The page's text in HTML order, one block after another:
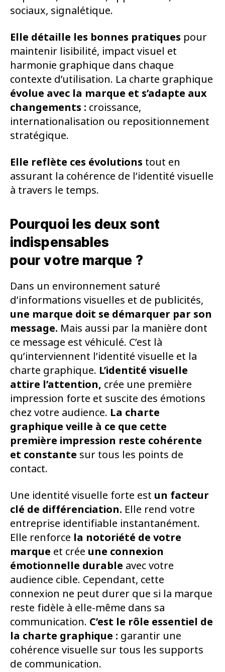
sociaux, signalétique.
Elle détaille les bonnes pratiques pour
maintenir lisibilité, impact visuel et
harmonie graphique dans chaque
contexte d’utilisation. La charte graphique
évolue avec la marque et s’adapte aux
changements : croissance,
internationalisation ou repositionnement
stratégique.
Elle reflète ces évolutions tout en
assurant la cohérence de l’identité visuelle
à travers le temps.
Pourquoi les deux sont
indispensables
pour votre marque ?
Dans un environnement saturé
d’informations visuelles et de publicités,
une marque doit se démarquer par son
message. Mais aussi par la manière dont
ce message est véhiculé. C’est là
qu’interviennent l’identité visuelle et la
charte graphique. L’identité visuelle
attire l’attention, crée une première
impression forte et suscite des émotions
chez votre audience. La charte
graphique veille à ce que cette
première impression reste cohérente
et constante sur tous les points de
contact.
Une identité visuelle forte est un facteur
clé de différenciation. Elle rend votre
entreprise identifiable instantanément.
Elle renforce la notoriété de votre
marque et crée une connexion
émotionnelle durable avec votre
audience cible. Cependant, cette
connexion ne peut durer que si la marque
reste fidèle à elle-même dans sa
communication. C’est le rôle essentiel de
la charte graphique : garantir une
cohérence visuelle sur tous les supports
de communication.